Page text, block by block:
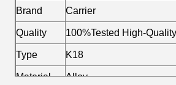
Brand
Carrier
Quality
100%Tested High-Quality
Type
K18
Material
Alloy